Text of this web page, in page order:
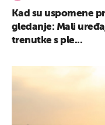
Kad su uspomene
gledanje: Mali
trenutke s ple...